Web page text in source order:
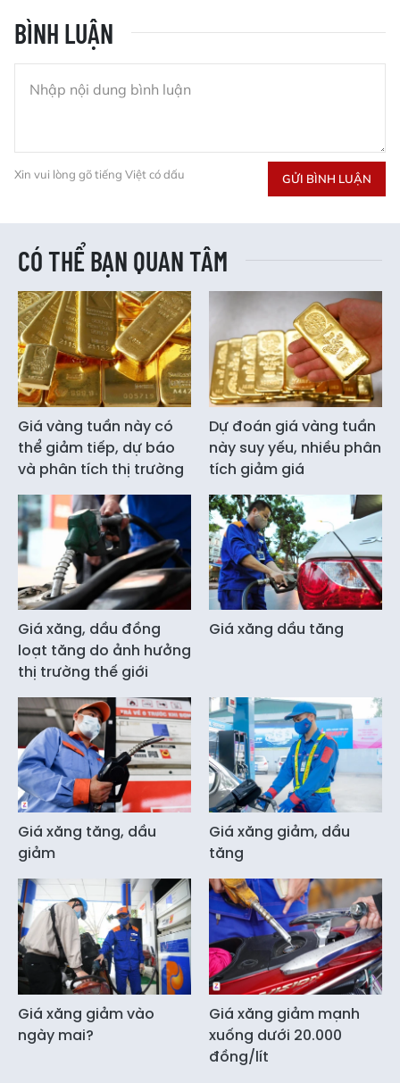
BÌNH LUẬN
Xin vui lòng gõ tiếng Việt có dấu GỬI BÌNH LUẬN
CÓ THỂ BẠN QUAN TÂM
Giá vàng tuần này có
thể giảm tiếp, dự báo
và phân tích thị trường
Dự đoán giá vàng tuần
này suy yếu, nhiều phân
tích giảm giá
Giá xăng, dầu đồng
loạt tăng do ảnh hưởng
thị trường thế giới
Giá xăng dầu tăng
Giá xăng tăng, dầu
giảm
Giá xăng giảm, dầu
tăng
Giá xăng giảm vào
ngày mai?
Giá xăng giảm mạnh
xuống dưới 20.000
đồng/lít